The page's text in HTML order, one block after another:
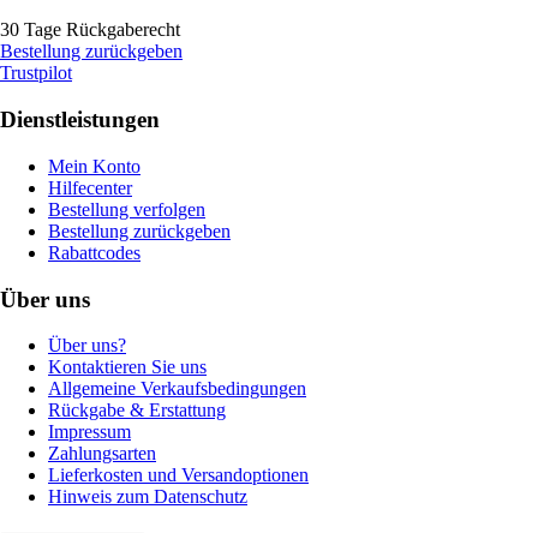
30 Tage Rückgaberecht
Bestellung zurückgeben
Trustpilot
Dienstleistungen
Mein Konto
Hilfecenter
Bestellung verfolgen
Bestellung zurückgeben
Rabattcodes
Über uns
Über uns?
Kontaktieren Sie uns
Allgemeine Verkaufsbedingungen
Rückgabe & Erstattung
Impressum
Zahlungsarten
Lieferkosten und Versandoptionen
Hinweis zum Datenschutz